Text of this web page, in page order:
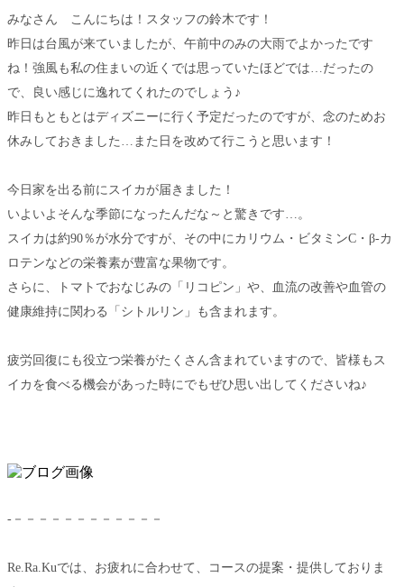
みなさん こんにちは！スタッフの鈴木です！
昨日は台風が来ていましたが、午前中のみの大雨でよかったです
ね！強風も私の住まいの近くでは思っていたほどでは…だったの
で、良い感じに逸れてくれたのでしょう♪
昨日もともとはディズニーに行く予定だったのですが、念のためお
休みしておきました…また日を改めて行こうと思います！
今日家を出る前にスイカが届きました！
いよいよそんな季節になったんだな～と驚きです…。
スイカは約90％が水分ですが、その中にカリウム・ビタミンC・β-カ
ロテンなどの栄養素が豊富な果物です。
さらに、トマトでおなじみの「リコピン」や、血流の改善や血管の
健康維持に関わる「シトルリン」も含まれます。
疲労回復にも役立つ栄養がたくさん含まれていますので、皆様もス
イカを食べる機会があった時にでもぜひ思い出してくださいね♪
‐－－－－－－－－－－－－
Re.Ra.Kuでは、お疲れに合わせて、コースの提案・提供しておりま